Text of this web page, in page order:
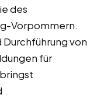
des
Vorpommern.
von
für